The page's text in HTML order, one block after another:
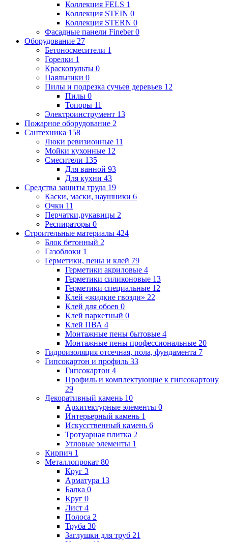
Коллекция FELS 1
Коллекция STEIN 0
Коллекция STERN 0
Фасадные панели Fineber0
Оборудование 27
Бетоносмесители 1
Горелки 1
Краскопульты 0
Паяльники 0
Пилы и подрезка сучьев деревьев 12
Пилы 0
Топоры 11
Электроинструмент 13
Пожарное оборудование 2
Сантехника 158
Люки ревизионные 11
Мойки кухонные 12
Смесители 135
Для ванной 93
Для кухни 43
Средства защиты труда 19
Каски, маски, наушники 6
Очки 11
Перчатки,рукавицы 2
Респираторы 0
Строительные материалы 424
Блок бетонный 2
Газоблоки 1
Герметики, пены и клей 79
Герметики акриловые 4
Герметики силиконовые 13
Герметики специальные 12
Клей «жидкие гвозди» 22
Клей для обоев 0
Клей паркетный 0
Клей ПВА 4
Монтажные пены бытовые 4
Монтажные пены профессиональные 20
Гидроизоляция отсечная, пола, фундамента 7
Гипсокартон и профиль 33
Гипсокартон 4
Профиль и комплектующие к гипсокартону
29
Декоративный камень 10
Архитектурные элементы 0
Интерьерный камень 1
Искусственный камень 6
Тротуарная плитка 2
Угловые элементы 1
Кирпич 1
Металлопрокат 80
Круг 3
Арматура 13
Балка 0
Круг 0
Лист 4
Полоса 2
Труба 30
Заглушки для труб 21